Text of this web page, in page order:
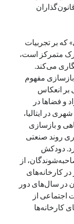
که بر تجربیات
متمرکز است،
می‌کند.
مفهوم
بر انعکاس
و فضاها در
در ایتالیا،
و بازسازی
روند صنعتی
دودکش‌
از
کارخانه‌های
در سال‌های دور
اجتماعی از
کارخانه‌ها